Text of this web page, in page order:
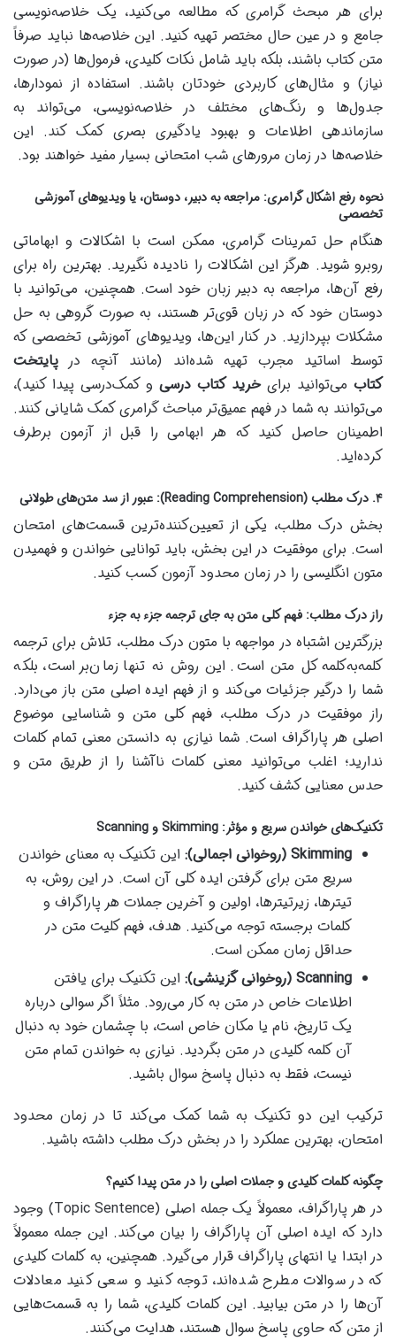
برای هر مبحث گرامری که مطالعه می‌کنید، یک خلاصه‌نویسی
جامع و در عین حال مختصر تهیه کنید. این خلاصه‌ها نباید صرفاً
متن کتاب باشند، بلکه باید شامل نکات کلیدی، فرمول‌ها (در صورت
نیاز) و مثال‌های کاربردی خودتان باشند. استفاده از نمودارها،
جدول‌ها و رنگ‌های مختلف در خلاصه‌نویسی، می‌تواند به
سازماندهی اطلاعات و بهبود یادگیری بصری کمک کند. این
خلاصه‌ها در زمان مرورهای شب امتحانی بسیار مفید خواهند بود.
نحوه رفع اشکال گرامری: مراجعه به دبیر، دوستان، یا ویدیوهای آموزشی
تخصصی
هنگام حل تمرینات گرامری، ممکن است با اشکالات و ابهاماتی
روبرو شوید. هرگز این اشکالات را نادیده نگیرید. بهترین راه برای
رفع آن‌ها، مراجعه به دبیر زبان خود است. همچنین، می‌توانید با
دوستان خود که در زبان قوی‌تر هستند، به صورت گروهی به حل
مشکلات بپردازید. در کنار این‌ها، ویدیوهای آموزشی تخصصی که
توسط اساتید مجرب تهیه شده‌اند (مانند آنچه در پایتخت
کتاب می‌توانید برای خرید کتاب درسی و کمک‌درسی پیدا کنید)،
می‌توانند به شما در فهم عمیق‌تر مباحث گرامری کمک شایانی کنند.
اطمینان حاصل کنید که هر ابهامی را قبل از آزمون برطرف
کرده‌اید.
۴. درک مطلب (Reading Comprehension): عبور از سد متن‌های طولانی
بخش درک مطلب، یکی از تعیین‌کننده‌ترین قسمت‌های امتحان
است. برای موفقیت در این بخش، باید توانایی خواندن و فهمیدن
متون انگلیسی را در زمان محدود آزمون کسب کنید.
راز درک مطلب: فهم کلی متن به جای ترجمه جزء به جزء
بزرگترین اشتباه در مواجهه با متون درک مطلب، تلاش برای ترجمه
کلمه‌به‌کلمه کل متن است. این روش نه تنها زمان‌بر است، بلکه
شما را درگیر جزئیات می‌کند و از فهم ایده اصلی متن باز می‌دارد.
راز موفقیت در درک مطلب، فهم کلی متن و شناسایی موضوع
اصلی هر پاراگراف است. شما نیازی به دانستن معنی تمام کلمات
ندارید؛ اغلب می‌توانید معنی کلمات ناآشنا را از طریق متن و
حدس معنایی کشف کنید.
تکنیک‌های خواندن سریع و مؤثر: Skimming و Scanning
Skimming (روخوانی اجمالی):
این تکنیک به معنای خواندن
سریع متن برای گرفتن ایده کلی آن است. در این روش، به
تیترها، زیرتیترها، اولین و آخرین جملات هر پاراگراف و
کلمات برجسته توجه می‌کنید. هدف، فهم کلیت متن در
حداقل زمان ممکن است.
Scanning (روخوانی گزینشی):
این تکنیک برای یافتن
اطلاعات خاص در متن به کار می‌رود. مثلاً اگر سوالی درباره
یک تاریخ، نام یا مکان خاص است، با چشمان خود به دنبال
آن کلمه کلیدی در متن بگردید. نیازی به خواندن تمام متن
نیست، فقط به دنبال پاسخ سوال باشید.
ترکیب این دو تکنیک به شما کمک می‌کند تا در زمان محدود
امتحان، بهترین عملکرد را در بخش درک مطلب داشته باشید.
چگونه کلمات کلیدی و جملات اصلی را در متن پیدا کنیم؟
در هر پاراگراف، معمولاً یک جمله اصلی (Topic Sentence) وجود
دارد که ایده اصلی آن پاراگراف را بیان می‌کند. این جمله معمولاً
در ابتدا یا انتهای پاراگراف قرار می‌گیرد. همچنین، به کلمات کلیدی
که در سوالات مطرح شده‌اند، توجه کنید و سعی کنید معادلات
آن‌ها را در متن بیابید. این کلمات کلیدی، شما را به قسمت‌هایی
از متن که حاوی پاسخ سوال هستند، هدایت می‌کنند.